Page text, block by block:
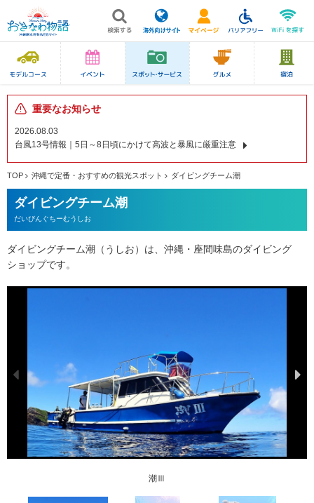
重要なお知らせ
2026.08.03
台風13号情報｜5日～8日頃にかけて高波と暴風に厳重注意
TOP 沖縄で定番・おすすめの観光スポット ダイビングチーム潮
ダイビングチーム潮
だいびんぐちーむうしお
ダイビングチーム潮（うしお）は、沖縄・座間味島のダイビング
ショップです。
潮Ⅲ
体験ダイビング
カメ
洞窟
マンタ
シュノーケリング
潮ショップ
テーブルサンゴ
ホエールウォッチング
ホエールウォッチング